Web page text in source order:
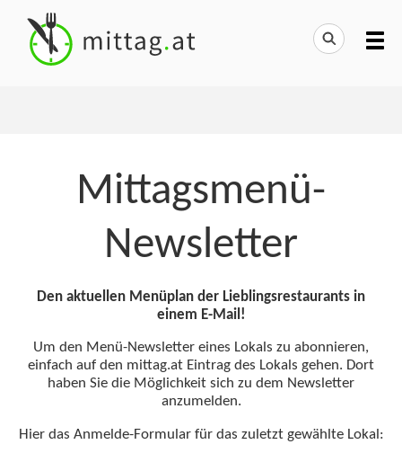
Mittagsmenü-
Newsletter
Den aktuellen Menüplan der Lieblingsrestaurants in
einem E-Mail!
Um den Menü-Newsletter eines Lokals zu abonnieren,
einfach auf den mittag.at Eintrag des Lokals gehen. Dort
haben Sie die Möglichkeit sich zu dem Newsletter
anzumelden.
Hier das Anmelde-Formular für das zuletzt gewählte Lokal: